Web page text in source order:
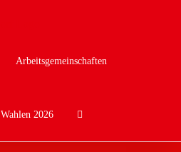
Arbeitsgemeinschaften
Wahlen 2026